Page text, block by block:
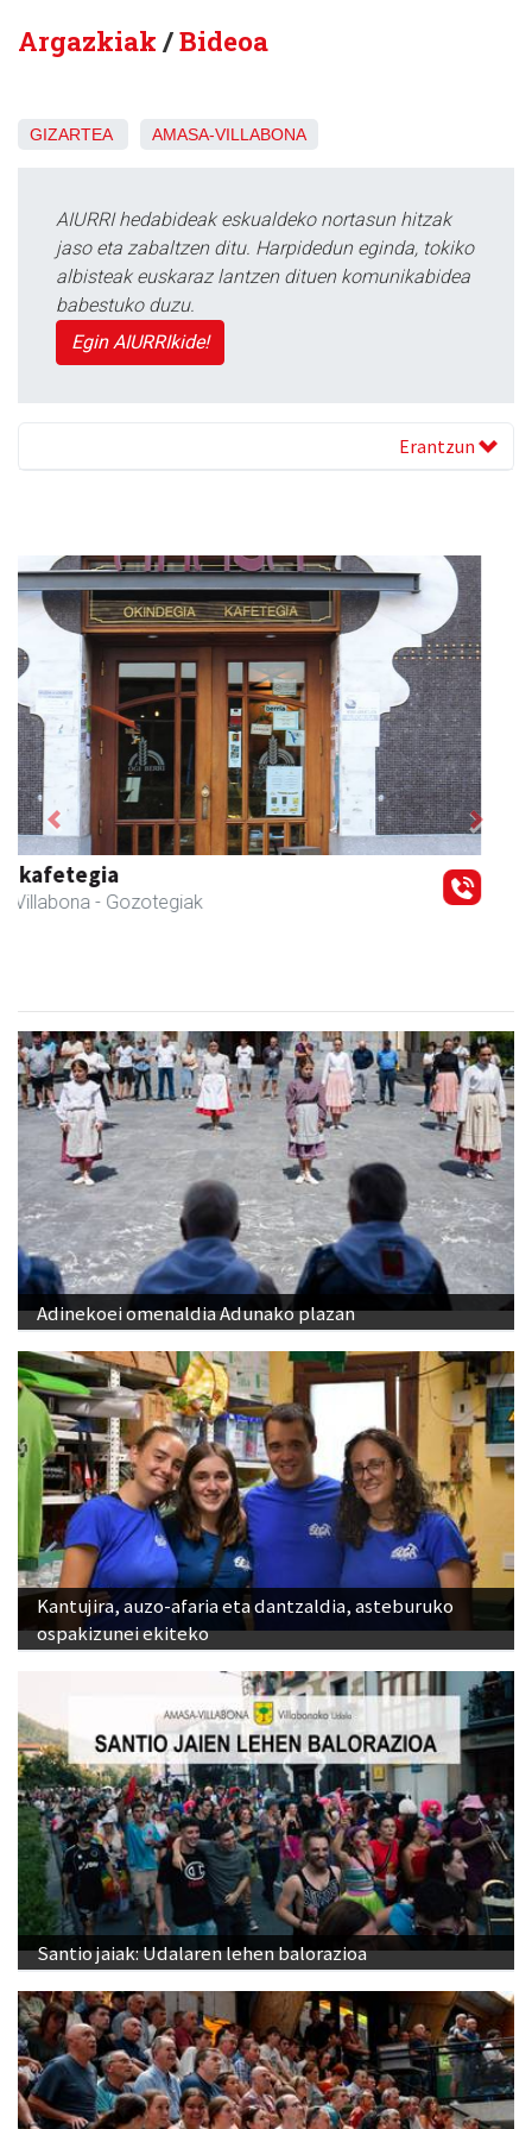
Argazkiak /Bideoa
GIZARTEA AMASA-VILLABONA
AIURRI hedabideak eskualdeko nortasun hitzak
jaso eta zabaltzen ditu. Harpidedun eginda, tokiko
albisteak euskaraz lantzen dituen komunikabidea
babestuko duzu.
Egin AIURRIkide!
Erantzun
Fleming Herri Eskola
Amasa-Villabona - Hezkuntza
Previous Next
Adinekoei omenaldia Adunako plazan
Kantujira, auzo-afaria eta dantzaldia, asteburuko
ospakizunei ekiteko
Santio jaiak: Udalaren lehen balorazioa